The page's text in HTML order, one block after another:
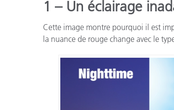
1 – Un éclairage
Cette image montre pourquoi il est
la nuance de rouge change avec le